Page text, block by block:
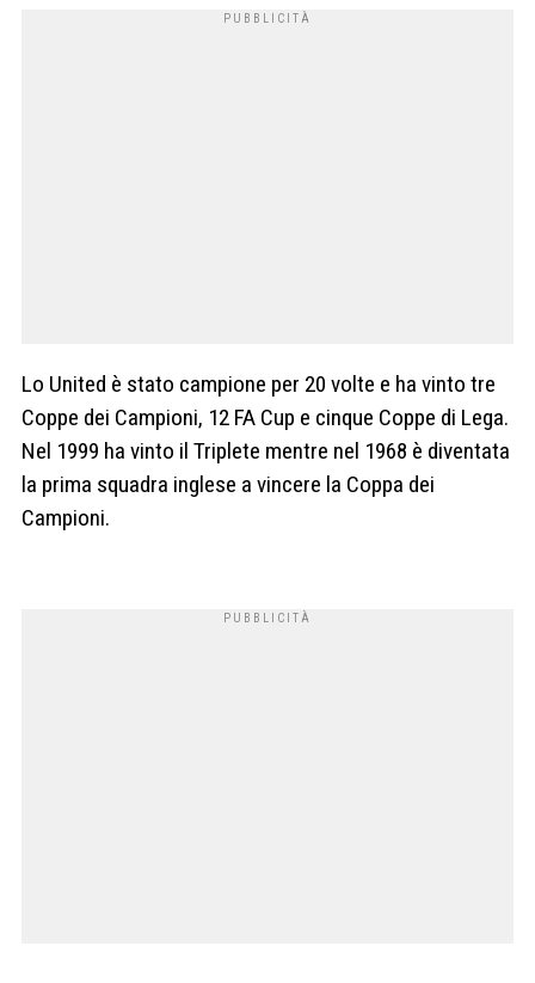
Lo United è stato campione per 20 volte e ha vinto tre
Coppe dei Campioni, 12 FA Cup e cinque Coppe di Lega.
Nel 1999 ha vinto il Triplete mentre nel 1968 è diventata
la prima squadra inglese a vincere la Coppa dei
Campioni.